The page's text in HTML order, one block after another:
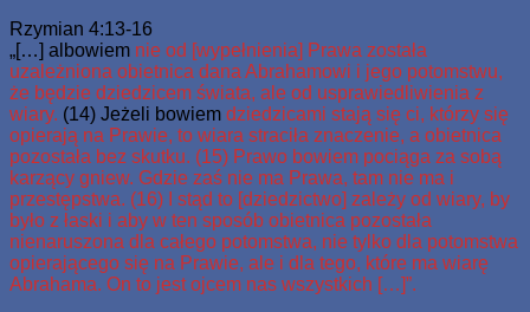
Rzymian 4:13-16
„[…] albowiem nie od [wypełnienia] Prawa została
uzależniona obietnica dana Abrahamowi i jego potomstwu,
że będzie dziedzicem świata, ale od usprawiedliwienia z
wiary. (14) Jeżeli bowiem dziedzicami stają się ci, którzy się
opierają na Prawie, to wiara straciła znaczenie, a obietnica
pozostała bez skutku. (15) Prawo bowiem pociąga za sobą
karzący gniew. Gdzie zaś nie ma Prawa, tam nie ma i
przestępstwa. (16) I stąd to [dziedzictwo] zależy od wiary, by
było z łaski i aby w ten sposób obietnica pozostała
nienaruszona dla całego potomstwa, nie tylko dla potomstwa
opierającego się na Prawie, ale i dla tego, które ma wiarę
Abrahama. On to jest ojcem nas wszystkich […]”.